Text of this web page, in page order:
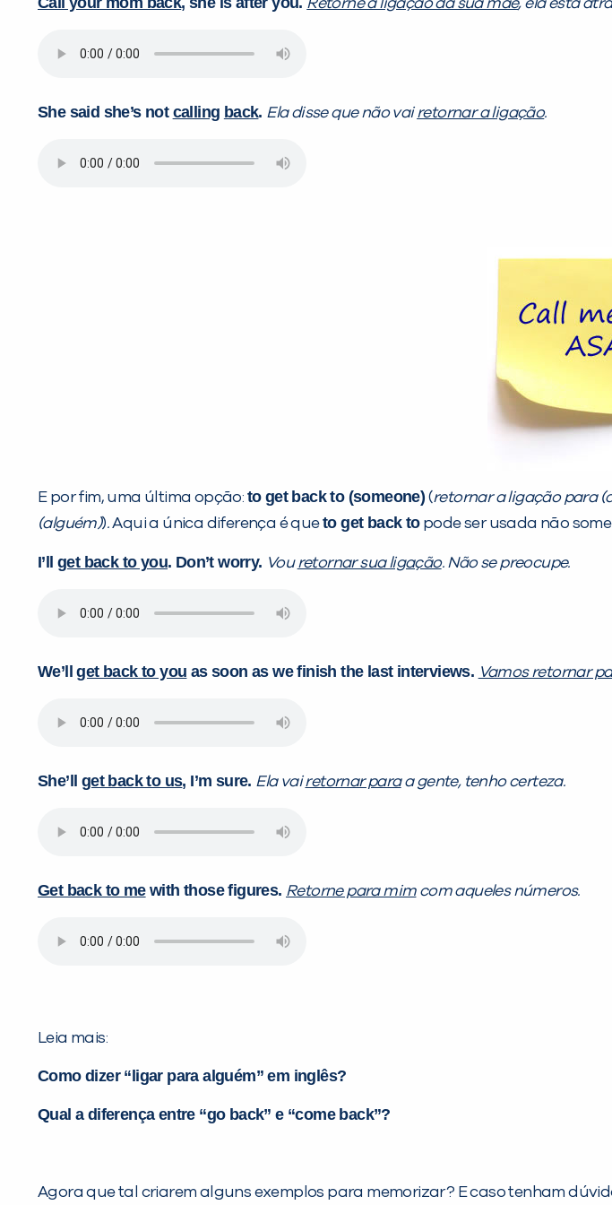
Retorne a ligação da sua mãe, ela está
She said she’s not calling back. Ela disse que não vairetornar a ligação.
E por fim, uma última opção: to get back to (someone) (retornar a ligação para
(alguém)).Aqui a única diferença é queto get back topode ser usada não
I’ll get back to you. Don’t worry. Vouretornar sua ligação. Não se preocupe.
We’llget back to you as soon aswe finish the last interviews. Vamos retornar
She’ll get back to us, I’m sure. Ela vairetornar paraa gente, tenho certeza.
Get back to mewith those figures. Retorne para mimcom aqueles números.
Leia mais:
Como dizer “ligar para alguém” em inglês?
Qual a diferença entre “go back” e “come back”?
Agora que tal criarem alguns exemplos para memorizar? E caso tenham